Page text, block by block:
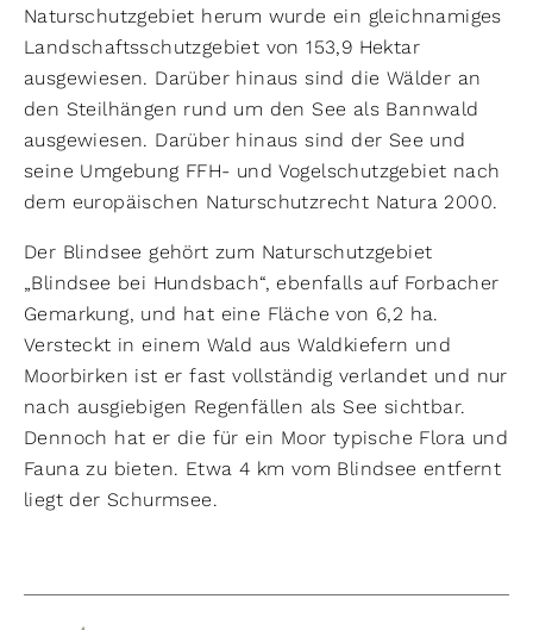
Naturschutzgebiet herum wurde ein gleichnamiges
Landschaftsschutzgebiet von 153,9 Hektar
ausgewiesen. Darüber hinaus sind die Wälder an
den Steilhängen rund um den See als Bannwald
ausgewiesen. Darüber hinaus sind der See und
seine Umgebung FFH- und Vogelschutzgebiet nach
dem europäischen Naturschutzrecht Natura 2000.
Der Blindsee gehört zum Naturschutzgebiet
„Blindsee bei Hundsbach“, ebenfalls auf Forbacher
Gemarkung, und hat eine Fläche von 6,2 ha.
Versteckt in einem Wald aus Waldkiefern und
Moorbirken ist er fast vollständig verlandet und nur
nach ausgiebigen Regenfällen als See sichtbar.
Dennoch hat er die für ein Moor typische Flora und
Fauna zu bieten. Etwa 4 km vom Blindsee entfernt
liegt der Schurmsee.